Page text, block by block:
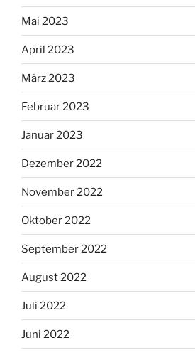
Mai 2023
April 2023
März 2023
Februar 2023
Januar 2023
Dezember 2022
November 2022
Oktober 2022
September 2022
August 2022
Juli 2022
Juni 2022